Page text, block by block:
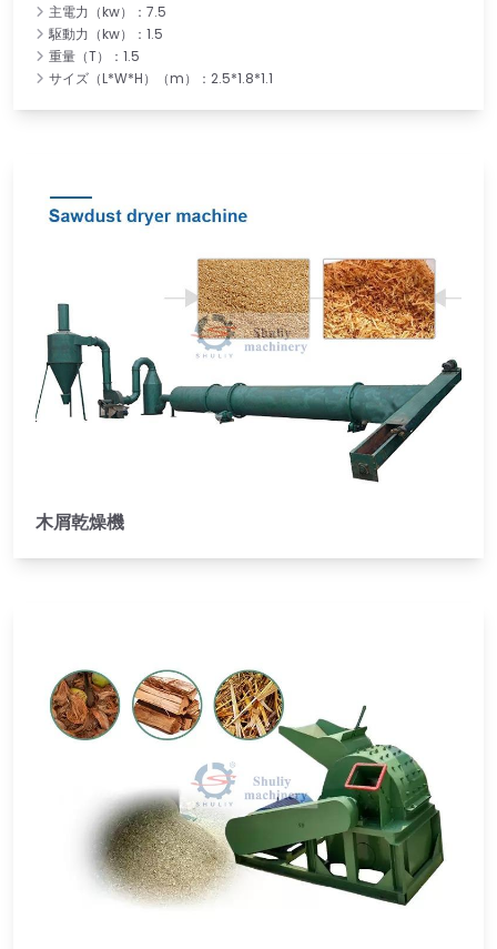
主電力（kw）：7.5
駆動力（kw）：1.5
重量（T）：1.5
サイズ（L*W*H）（m）：2.5*1.8*1.1
木屑乾燥機